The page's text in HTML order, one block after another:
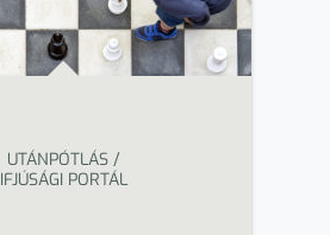
UTÁNPÓTLÁS /
IFJÚSÁGI PORTÁL